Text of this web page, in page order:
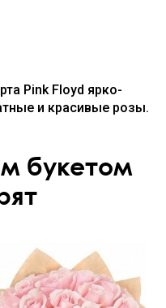
Pink Floyd ярко-
и красивые розы.
букетом